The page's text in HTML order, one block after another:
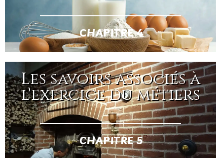
CHAPITRE 4
Les savoirs associés à
l'exercice du métiers
CHAPITRE 5